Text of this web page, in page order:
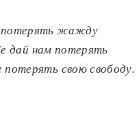
потерять жажду
дай нам потерять
потерять свою свободу.